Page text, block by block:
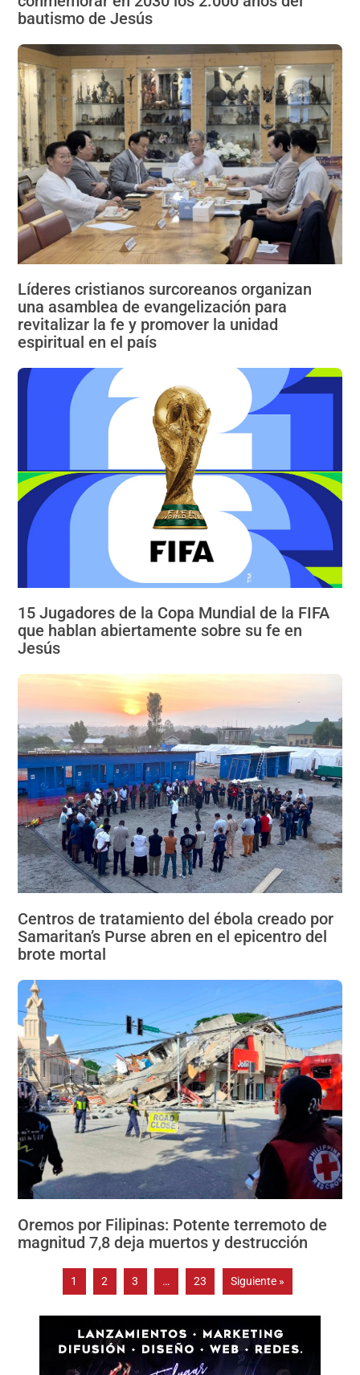
bautismo de Jesús
Líderes cristianos surcoreanos organizan
una asamblea de evangelización para
revitalizar la fe y promover la unidad
espiritual en el país
15 Jugadores de la Copa Mundial de la FIFA
que hablan abiertamente sobre su fe en
Jesús
Centros de tratamiento del ébola creado por
Samaritan’s Purse abren en el epicentro del
brote mortal
Oremos por Filipinas: Potente terremoto de
magnitud 7,8 deja muertos y destrucción
1 2 3 … 23 Siguiente »